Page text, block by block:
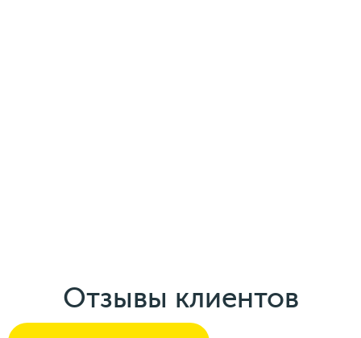
Отзывы клиентов